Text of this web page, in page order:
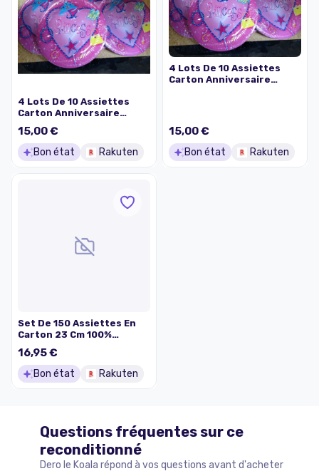
4 Lots De 10 Assiettes
Carton Anniversaire
/Fetes Fille Princesses
Idee Cadeau
15,00 €
Bon état Rakuten
4 Lots De 10 Assiettes
Carton Anniversaire
15,00 €
Bon état Rakuten
Set De 150 Assiettes En
Carton 23 Cm 100%
Végétales
16,95 €
Bon état Rakuten
Questions fréquentes sur ce
reconditionné
Dero le Koala répond à vos questions avant d'acheter